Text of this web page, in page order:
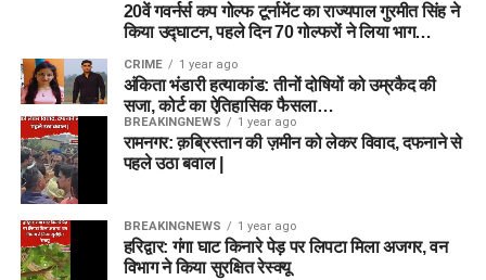
20वें गवर्नर्स कप गोल्फ टूर्नामेंट का राज्यपाल गुरमीत सिंह ने
किया उद्घाटन, पहले दिन 70 गोल्फरों ने लिया भाग…
CRIME 1 year ago
अंकिता भंडारी हत्याकांड: तीनों दोषियों को उम्रकैद की
सजा, कोर्ट का ऐतिहासिक फैसला…
BREAKINGNEWS 1 year ago
रामनगर: क़ब्रिस्तान की ज़मीन को लेकर विवाद, दफनाने से
पहले उठा बवाल |
BREAKINGNEWS 1 year ago
हरिद्वार: गंगा घाट किनारे पेड़ पर लिपटा मिला अजगर, वन
विभाग ने किया सुरक्षित रेस्क्यू